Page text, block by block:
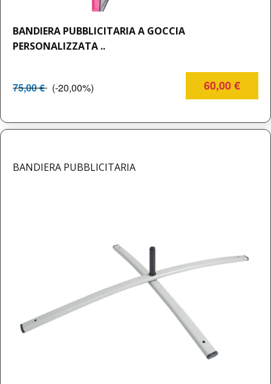
BANDIERA PUBBLICITARIA A GOCCIA
PERSONALIZZATA ..
75,00 € (-20,00%) 60,00 €
BANDIERA PUBBLICITARIA